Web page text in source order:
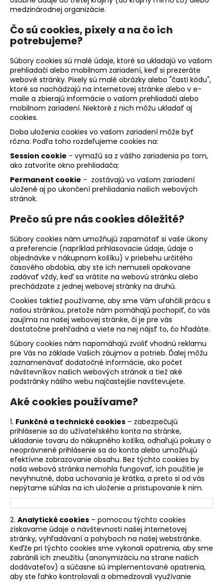
medzinárodnej organizácie.
Čo sú cookies, pixely a na čo ich
potrebujeme?
Súbory cookies sú malé údaje, ktoré sa ukladajú vo vašom
prehliadači alebo mobilnom zariadení, keď si prezeráte
webové stránky. Pixely sú malé obrázky alebo "časti kódu",
ktoré sa nachádzajú na internetovej stránke alebo v e-
maile a zbierajú informácie o vašom prehliadači alebo
mobilnom zariadení. Niektoré z nich môžu ukladať aj
cookies.
Doba uloženia cookies vo vašom zariadení môže byť
rôzna. Podľa toho rozdeľujeme cookies na:
Session cookie - vymažú sa z vášho zariadenia po tom,
ako zatvoríte okno prehliadača;
Permanent cookie - zostávajú vo vašom zariadení
uložené aj po ukončení prehliadania našich webových
stránok.
Prečo sú pre nás cookies dôležité?
Súbory cookies nám umožňujú zapamätať si vaše úkony
a preferencie (napríklad prihlasovacie údaje, údaje o
objednávke v nákupnom košíku) v priebehu určitého
časového obdobia, aby ste ich nemuseli opakovane
zadávať vždy, keď sa vrátite na webovú stránku alebo
prechádzate z jednej webovej stránky na druhú.
Cookies taktiež používame, aby sme Vám uľahčili prácu s
našou stránkou, pretože nám pomáhajú pochopiť, čo vás
zaujíma na našej webovej stránke, či je pre vás
dostatočne prehľadná a viete na nej nájsť to, čo hľadáte.
Súbory cookies nám napomáhajú zvoliť vhodnú reklamu
pre Vás na základe Vašich záujmov a potrieb. Ďalej môžu
zaznamenávať dodatočné informácie, ako počet
návštevníkov našich webových stránok a tiež aké
podstránky nášho webu najčastejšie navštevujete.
Aké cookies používame?
1. Funkčné a technické cookies – zabezpečujú
prihlásenie sa do užívateľského konta na stránke,
ukladanie tovaru do nákupného košíka, odhaľujú pokusy o
neoprávnené prihlásenie sa do konta alebo umožňujú
efektívne zobrazovanie obsahu. Bez týchto cookies by
naša webová stránka nemohla fungovať, ich použitie je
nevyhnutné, doba uchovania je krátka, a preto si od vás
nepýtame súhlas na ich uloženie a pristupovanie k nim.
2. Analytické cookies – pomocou týchto cookies
získavame údaje o návštevnosti našej internetovej
stránky, vyhľadávaní a pohyboch na našej webstránke.
Keďže pri týchto cookies sme vykonali opatrenia, aby sme
zabránili ich zneužitiu (anonymizáciu na strane našich
dodávateľov) a súčasne sú implementované opatrenia,
aby ste ľahko kontrolovali a obmedzovali využívanie